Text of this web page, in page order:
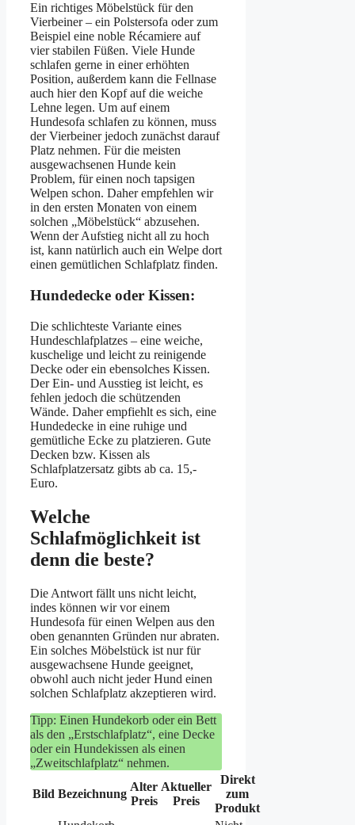
Ein richtiges Möbelstück für den
Vierbeiner – ein Polstersofa oder zum
Beispiel eine noble Récamiere auf
vier stabilen Füßen. Viele Hunde
schlafen gerne in einer erhöhten
Position, außerdem kann die Fellnase
auch hier den Kopf auf die weiche
Lehne legen. Um auf einem
Hundesofa schlafen zu können, muss
der Vierbeiner jedoch zunächst darauf
Platz nehmen. Für die meisten
ausgewachsenen Hunde kein
Problem, für einen noch tapsigen
Welpen schon. Daher empfehlen wir
in den ersten Monaten von einem
solchen „Möbelstück“ abzusehen.
Wenn der Aufstieg nicht all zu hoch
ist, kann natürlich auch ein Welpe dort
einen gemütlichen Schlafplatz finden.
Hundedecke oder Kissen:
Die schlichteste Variante eines
Hundeschlafplatzes – eine weiche,
kuschelige und leicht zu reinigende
Decke oder ein ebensolches Kissen.
Der Ein- und Ausstieg ist leicht, es
fehlen jedoch die schützenden
Wände. Daher empfiehlt es sich, eine
Hundedecke in eine ruhige und
gemütliche Ecke zu platzieren. Gute
Decken bzw. Kissen als
Schlafplatzersatz gibts ab ca. 15,-
Euro.
Welche
Schlafmöglichkeit ist
denn die beste?
Die Antwort fällt uns nicht leicht,
indes können wir vor einem
Hundesofa für einen Welpen aus den
oben genannten Gründen nur abraten.
Ein solches Möbelstück ist nur für
ausgewachsene Hunde geeignet,
obwohl auch nicht jeder Hund einen
solchen Schlafplatz akzeptieren wird.
Tipp: Einen Hundekorb oder ein Bett
als den „Erstschlafplatz“, eine Decke
oder ein Hundekissen als einen
„Zweitschlafplatz“ nehmen.
Bild Bezeichnung
Alter
Preis
Aktueller
Preis
Direkt
zum
Produkt